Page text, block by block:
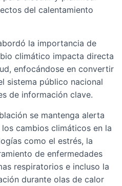
del calentamiento
la importancia de
climático impacta directa
enfocándose en convertir
sistema público nacional
de información clave.
se mantenga alerta
cambios climáticos en la
como el estrés, la
de enfermedades
respiratorios e incluso la
durante olas de calor